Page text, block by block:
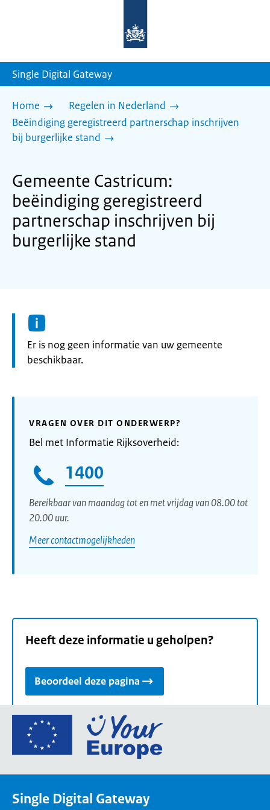
homepage
Single Digital Gateway
Home
Regelen in Nederland
Beëindiging geregistreerd partnerschap inschrijven
bij burgerlijke stand
Gemeente Castricum:
beëindiging geregistreerd
partnerschap inschrijven bij
burgerlijke stand
Informatie:
Er is nog geen informatie van uw gemeente
beschikbaar.
VRAGEN OVER DIT ONDERWERP?
Bel met Informatie Rijksoverheid:
1400
Bereikbaar van maandag tot en met vrijdag van 08.00 tot
20.00 uur.
Meer contactmogelijkheden
Heeft deze informatie u geholpen?
Beoordeel deze pagina
Ga
de
Single Digital Gateway